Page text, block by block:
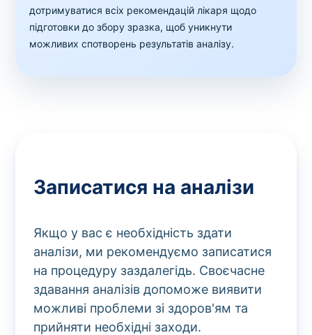
дотримуватися всіх рекомендацій лікаря щодо
підготовки до збору зразка, щоб уникнути
можливих спотворень результатів аналізу.
Записатися на аналізи
Якщо у вас є необхідність здати
аналізи, ми рекомендуємо записатися
на процедуру заздалегідь. Своєчасне
здавання аналізів допоможе виявити
можливі проблеми зі здоров'ям та
прийняти необхідні заходи.